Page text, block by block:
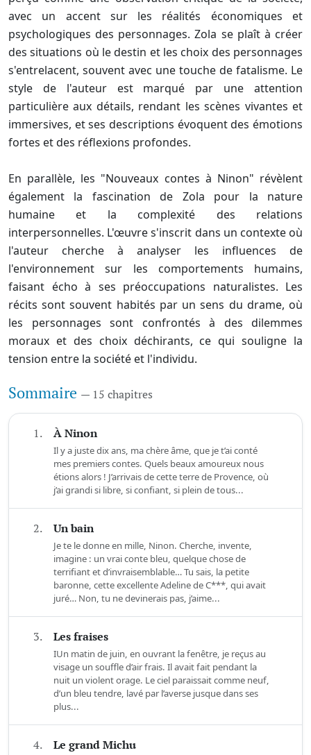
avec un accent sur les réalités économiques et
psychologiques des personnages. Zola se plaît à créer
des situations où le destin et les choix des personnages
s'entrelacent, souvent avec une touche de fatalisme. Le
style de l'auteur est marqué par une attention
particulière aux détails, rendant les scènes vivantes et
immersives, et ses descriptions évoquent des émotions
fortes et des réflexions profondes.
En parallèle, les "Nouveaux contes à Ninon" révèlent
également la fascination de Zola pour la nature
humaine et la complexité des relations
interpersonnelles. L'œuvre s'inscrit dans un contexte où
l'auteur cherche à analyser les influences de
l'environnement sur les comportements humains,
faisant écho à ses préoccupations naturalistes. Les
récits sont souvent habités par un sens du drame, où
les personnages sont confrontés à des dilemmes
moraux et des choix déchirants, ce qui souligne la
tension entre la société et l'individu.
Sommaire — 15 chapitres
1. À Ninon
Il y a juste dix ans, ma chère âme, que je t’ai conté
mes premiers contes. Quels beaux amoureux nous
étions alors ! J’arrivais de cette terre de Provence, où
j’ai grandi si libre, si confiant, si plein de tous...
2. Un bain
Je te le donne en mille, Ninon. Cherche, invente,
imagine : un vrai conte bleu, quelque chose de
terrifiant et d’invraisemblable… Tu sais, la petite
baronne, cette excellente Adeline de C***, qui avait
juré… Non, tu ne devinerais pas, j’aime...
3. Les fraises
IUn matin de juin, en ouvrant la fenêtre, je reçus au
visage un souffle d’air frais. Il avait fait pendant la
nuit un violent orage. Le ciel paraissait comme neuf,
d’un bleu tendre, lavé par l’averse jusque dans ses
plus...
4. Le grand Michu